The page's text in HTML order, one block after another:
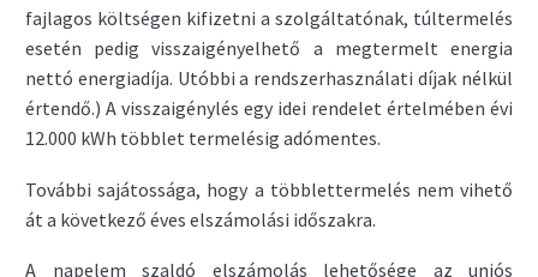
fajlagos költségen kifizetni a szolgáltatónak, túltermelés
esetén pedig visszaigényelhető a megtermelt energia
nettó energiadíja. Utóbbi a rendszerhasználati díjak nélkül
értendő.) A visszaigénylés egy idei rendelet értelmében évi
12.000 kWh többlet termelésig adómentes.
További sajátossága, hogy a többlettermelés nem vihető
át a következő éves elszámolási időszakra.
A napelem szaldó elszámolás lehetősége az uniós